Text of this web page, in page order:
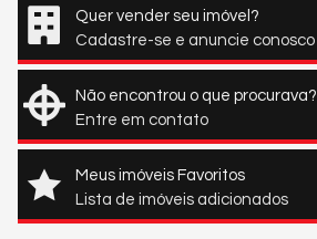
Quer vender seu imóvel?
Cadastre-se e anuncie conosco
Não encontrou o que procurava?
Entre em contato
Meus imóveis Favoritos
Lista de imóveis adicionados